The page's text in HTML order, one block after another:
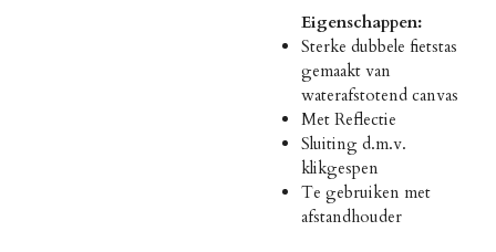
Eigenschappen:
Sterke dubbele fietstas
gemaakt van
waterafstotend canvas
Met Reflectie
Sluiting d.m.v.
klikgespen
Te gebruiken met
afstandhouder